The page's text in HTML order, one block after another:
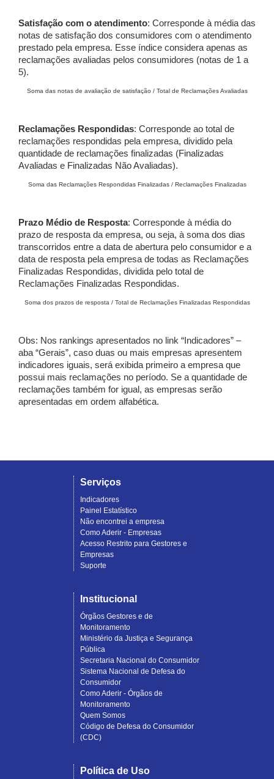
Satisfação com o atendimento: Corresponde à média das
notas de satisfação dos consumidores com o atendimento
prestado pela empresa. Esse índice considera apenas as
reclamações avaliadas pelos consumidores (notas de 1 a
5).
Soma das notas de avaliação de satisfação / Total de Reclamações Avaliadas
Reclamações Respondidas: Corresponde ao total de
reclamações respondidas pela empresa, dividido pela
quantidade de reclamações finalizadas (Finalizadas
Avaliadas e Finalizadas Não Avaliadas).
Soma das Reclamações Respondidas Finalizadas / Reclamações Finalizadas
Prazo Médio de Resposta: Corresponde à média do
prazo de resposta da empresa, ou seja, à soma dos dias
transcorridos entre a data de abertura pelo consumidor e a
data de resposta pela empresa de todas as Reclamações
Finalizadas Respondidas, dividida pelo total de
Reclamações Finalizadas Respondidas.
Soma dos prazos de resposta / Total de Reclamações Finalizadas Respondidas
Obs: Nos rankings apresentados no link “Indicadores” –
aba “Gerais”, caso duas ou mais empresas apresentem
indicadores iguais, será exibida primeiro a empresa que
possui mais reclamações no período. Se a quantidade de
reclamações também for igual, as empresas serão
apresentadas em ordem alfabética.
Serviços
Indicadores
Painel Estatístico
Não encontrei a empresa
Como Aderir - Empresas
Acesso Restrito para Gestores e
Empresas
Suporte
Institucional
Órgãos Gestores e de
Monitoramento
Ministério da Justiça e Segurança
Pública
Secretaria Nacional do Consumidor
Sistema Nacional de Defesa do
Consumidor
Como Aderir - Órgãos de
Monitoramento
Quem Somos
Código de Defesa do Consumidor
(CDC)
Política de Uso